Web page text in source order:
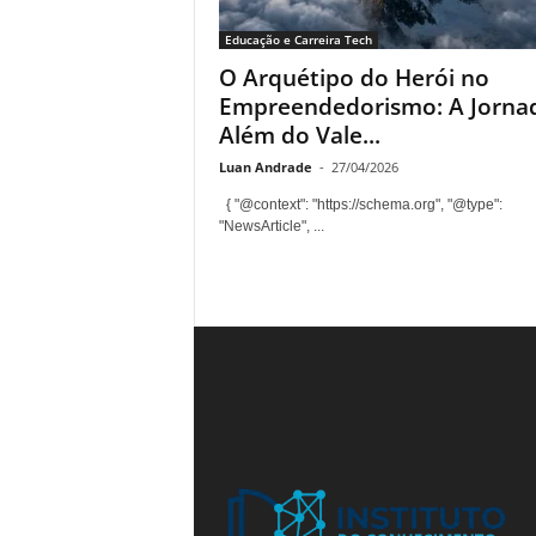
Educação e Carreira Tech
O Arquétipo do Herói no
Empreendedorismo: A
Além do Vale...
Luan Andrade - 27/04/2026
{ "@context": "https://schema.org", "@type":
"NewsArticle", ...